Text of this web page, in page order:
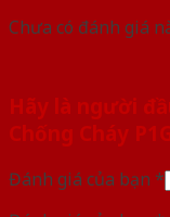
Chưa có đánh giá
Hãy là người
Chống Cháy
Đánh giá của bạn *